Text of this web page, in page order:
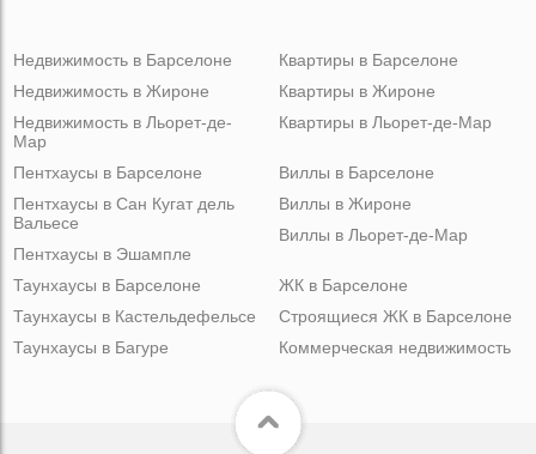
Недвижимость в Барселоне
Недвижимость в Жироне
Недвижимость в Льорет-де-
Мар
Квартиры в Барселоне
Квартиры в Жироне
Квартиры в Льорет-де-Мар
Пентхаусы в Барселоне
Пентхаусы в Сан Кугат дель
Вальесе
Пентхаусы в Эшампле
Виллы в Барселоне
Виллы в Жироне
Виллы в Льорет-де-Мар
Таунхаусы в Барселоне
Таунхаусы в Кастельдефельсе
Таунхаусы в Багуре
ЖК в Барселоне
Строящиеся ЖК в Барселоне
Коммерческая недвижимость